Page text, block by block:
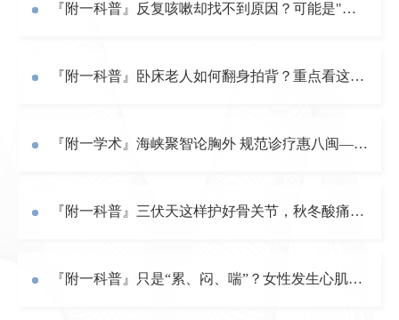
『附一科普』反复咳嗽却找不到原因？可能是"反流性咳嗽"在作怪！
『附一科普』卧床老人如何翻身拍背？重点看这几个动作细节
『附一学术』海峡聚智论胸外 规范诊疗惠八闽——2026海峡两岸重症肌无力领域学术交流会（福建站）举办
『附一科普』三伏天这样护好骨关节，秋冬酸痛少发作！
『附一科普』只是“累、闷、喘”？女性发生心肌梗死，为何总不说“疼”？